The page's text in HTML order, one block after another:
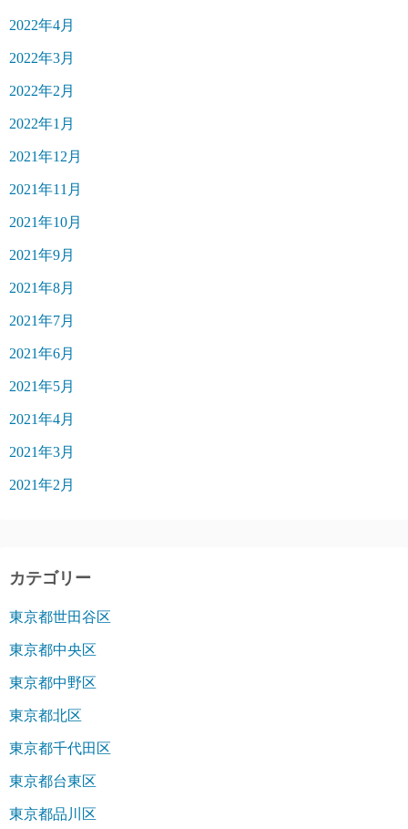
2022年4月
2022年3月
2022年2月
2022年1月
2021年12月
2021年11月
2021年10月
2021年9月
2021年8月
2021年7月
2021年6月
2021年5月
2021年4月
2021年3月
2021年2月
カテゴリー
東京都世田谷区
東京都中央区
東京都中野区
東京都北区
東京都千代田区
東京都台東区
東京都品川区